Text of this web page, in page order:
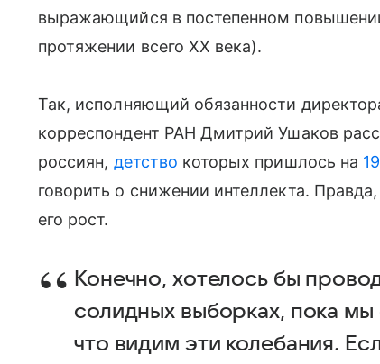
выражающийся в постепенном
протяжении всего ХХ века).
Так, исполняющий обязанности
корреспондент РАН Дмитрий Ушаков
россиян, детство которых пришлось на
говорить о снижении интеллекта.
его рост.
Конечно, хотелось бы
солидных выборках, пока
что видим эти колебания.